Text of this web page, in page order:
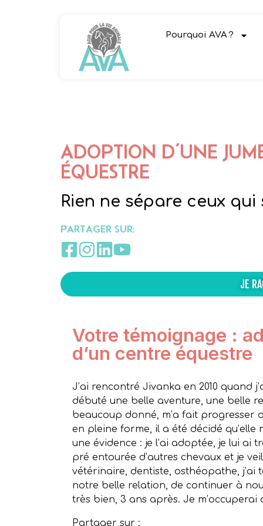
Pourquoi AVA ?
ADOPTION D’UNE
ÉQUESTRE
Rien ne sépare ceux qui
PARTAGER SUR:
JE
Votre témoignage :
d’un centre équestre
J’ai rencontré Jivanka en 2010 quand
débuté une belle aventure, une belle
beaucoup donné, m’a fait progresser
en pleine forme, il a été décidé
une évidence : je l’ai adoptée, je lui ai
pré entourée d’autres chevaux et je
vétérinaire, dentiste, osthéopathe,
notre belle relation, de continuer à
très bien, 3 ans après. Je m’occuperai
Partager sur :